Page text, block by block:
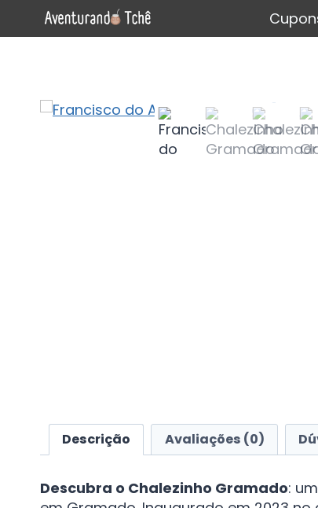
Descrição Avaliações (0)
Descubra o Chalezinho Gramado: